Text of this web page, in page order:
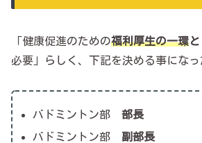
「健康促進のための福利厚生の一環
必要」らしく、下記を決める事になっ
バドミントン部部長
バドミントン部 副部長